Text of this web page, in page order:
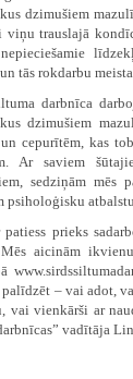
dzimušiem
viņu trauslajā
un tās rokdarbu
darbnīca
dzimušiem
cepurītēm, kas
Ar saviem
sedziņām mēs
psiholoģisku
prieks
aicinām
palīdzēt – vai adot,
vai vienkārši ar
vadītāja